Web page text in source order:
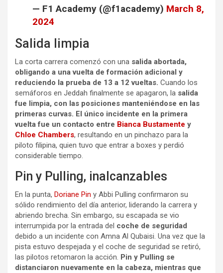
— F1 Academy (@f1academy) March 8,
2024
Salida limpia
La corta carrera comenzó con una salida abortada,
obligando a una vuelta de formación adicional y
reduciendo la prueba de 13 a 12 vueltas. Cuando los
semáforos en Jeddah finalmente se apagaron, la salida
fue limpia, con las posiciones manteniéndose en las
primeras curvas. El único incidente en la primera
vuelta fue un contacto entre Bianca Bustamente y
Chloe Chambers, resultando en un pinchazo para la
piloto filipina, quien tuvo que entrar a boxes y perdió
considerable tiempo.
Pin y Pulling, inalcanzables
En la punta, Doriane Pin y Abbi Pulling confirmaron su
sólido rendimiento del día anterior, liderando la carrera y
abriendo brecha. Sin embargo, su escapada se vio
interrumpida por la entrada del coche de seguridad
debido a un incidente con Amna Al Qubaisi. Una vez que la
pista estuvo despejada y el coche de seguridad se retiró,
las pilotos retomaron la acción. Pin y Pulling se
distanciaron nuevamente en la cabeza, mientras que